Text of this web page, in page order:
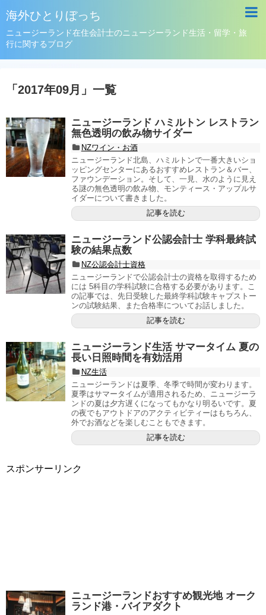
海外ひとりぼっち
ニュージーランド在住会計士のニュージーランド生活・留学・旅
行に関するブログ
「 2017年09月 」 一覧
ニュージーランド ハミルトン レストラン
無色透明の飲み物サイダー
NZワイン・お酒
ニュージーランド北島、ハミルトンで一番大きいショ
ッピングセンターにあるおすすめレストラン＆バー、
ファウンデーション。そして、一見、水のように見え
る謎の無色透明の飲み物、モンティース・アップルサ
イダーについて書きました。
記事を読む
ニュージーランド公認会計士 学科最終試
験の結果点数
NZ公認会計士資格
ニュージーランドで公認会計士の資格を取得するため
には 5科目の学科試験に合格する必要があります。こ
の記事では、先日受験した最終学科試験キャプストー
ンの試験結果、また合格率についてお話しました。
記事を読む
ニュージーランド生活 サマータイム 夏の
長い日照時間を有効活用
NZ生活
ニュージーランドは夏季、冬季で時間が変わります。
夏季はサマータイムが適用されるため、ニュージーラ
ンドの夏は夕方遅くになってもかなり明るいです。夏
の夜でもアウトドアのアクティビティーはもちろん、
外でお酒などを楽しむこともできます。
記事を読む
スポンサーリンク
ニュージーランドおすすめ観光地 オーク
ランド港・バイアダクト